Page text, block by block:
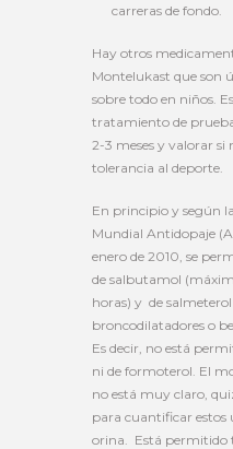
carreras de fondo.
Hay otros
Montelukast que son
sobre todo en niños.
tratamiento de
2-3 meses y valorar si
tolerancia al deporte.
En principio y según
Mundial Antidopaje
enero de 2010, se
de salbutamol
horas) y de
broncodilatadores o
Es decir, no está
ni de formoterol. El
no está muy claro,
para cuantificar estos
orina. Está permitido